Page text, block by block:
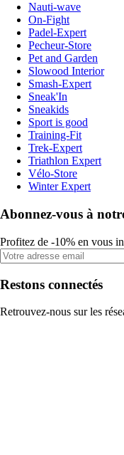
Nauti-wave
On-Fight
Padel-Expert
Pecheur-Store
Pet and Garden
Slowood Interior
Smash-Expert
Sneak'In
Sneakids
Sport is good
Training-Fit
Trek-Expert
Triathlon Expert
Vélo-Store
Winter Expert
Abonnez-vous à
Profitez de -10% en vous
Restons connectés
Retrouvez-nous sur les